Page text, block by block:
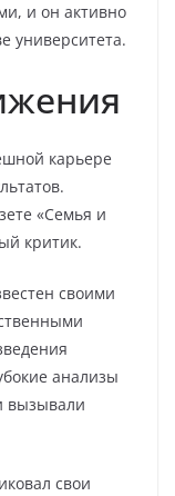
и он активно
университета.
карьере
«Семья и
критик.
своими
анализы
вызывали
свои